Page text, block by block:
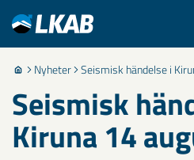
Nyheter Seismisk händelse i
Seismisk
Kiruna 14